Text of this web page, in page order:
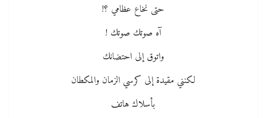
حتى نخاع عظامي ؟!
آه صوتك صوتك !
واتوق إلى احتضانك
لكنني مقيدة إلى كرسي الزمان والمكطان
بأسلاك هاتف